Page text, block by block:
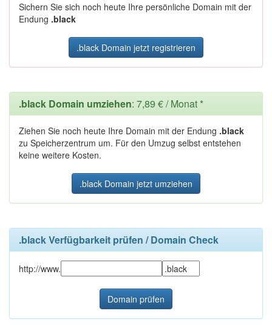
Sichern Sie sich noch heute Ihre persönliche Domain mit der
Endung .black
.black Domain jetzt registrieren
.black Domain umziehen: 7,89 € / Monat *
Ziehen Sie noch heute Ihre Domain mit der Endung .black
zu Speicherzentrum um. Für den Umzug selbst entstehen
keine weitere Kosten.
.black Domain jetzt umziehen
.black Verfügbarkeit prüfen / Domain Check
http://www.